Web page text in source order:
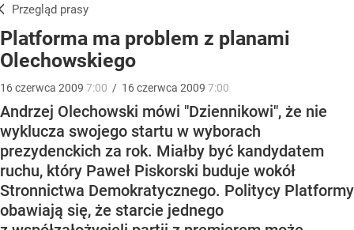
Przegląd prasy
Platforma ma problem z planami
Olechowskiego
16czerwca 2009 7:00 / 16czerwca 2009 7:00
Andrzej Olechowski mówi "Dziennikowi", że nie
wyklucza swojego startu w wyborach
prezydenckich za rok. Miałby być kandydatem
ruchu, który Paweł Piskorski buduje wokół
Stronnictwa Demokratycznego. Politycy Platformy
obawiają się, że starcie jednego